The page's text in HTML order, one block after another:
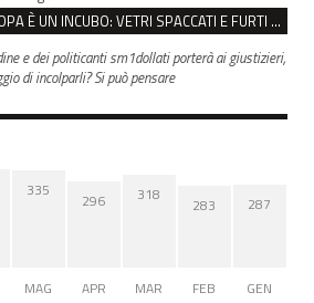
REGGIO, PIAZZALE EUROPA È UN INCUBO: VETRI SPACCATI E FURTI SULLE AUTO IN SOSTA
e dei politicanti sm1dollati porterà ai giustizieri,
di incolparli? Si può pensare
335
MAG
296
APR
318
MAR
283
FEB
287
GEN